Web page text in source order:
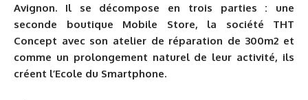
Avignon. Il se décompose en trois parties : une
seconde boutique Mobile Store, la société THT
Concept avec son atelier de réparation de 300m2 et
comme un prolongement naturel de leur activité, ils
créent l’Ecole du Smartphone.